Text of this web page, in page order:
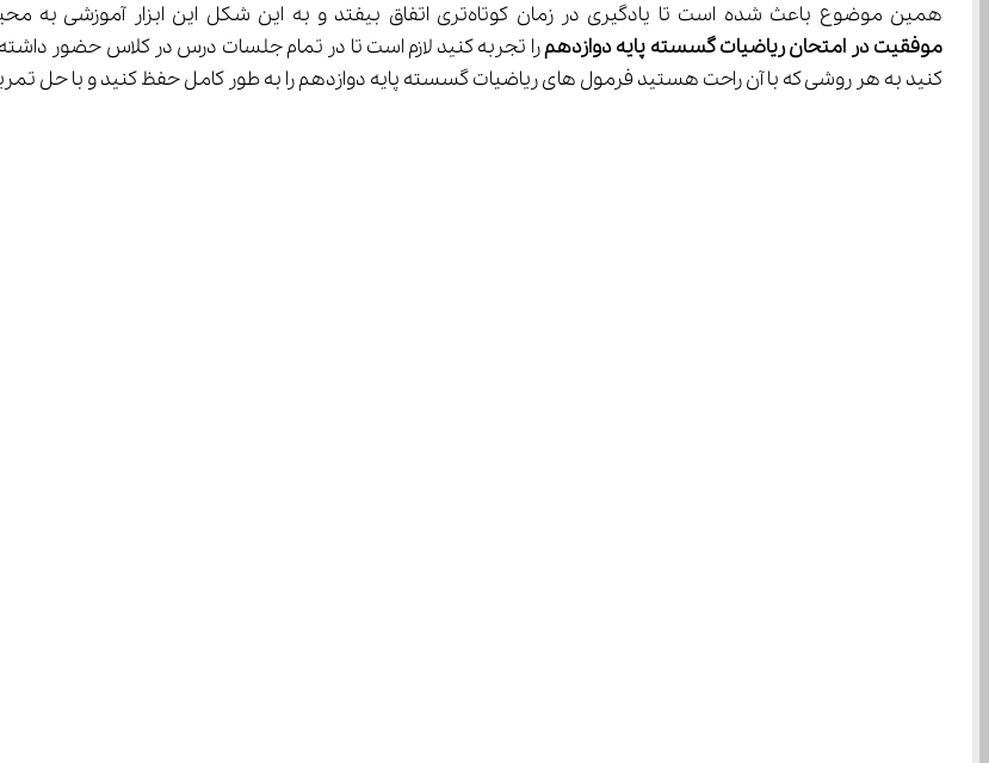
همین موضوع باعث شده است تا یادگیری در زمان کوتاه‌تری اتفاق بیفتد و به این شکل این ابزار آموزشی به محبوبیت زیادی در بین دانش‌آموزان دست یافته است. اگر شما هم می‌خواهید
موفقیت در امتحان ریاضیاتگسسته پایه دوازدهم را تجربه کنید لازم است تا در تمام جلسات درس در کلاس حضور
کنید به هر روشی که با آن راحت هستید فرمول های ریاضیات گسسته پایه دوازدهم را به طور کامل حفظ کنید و با حل تمرین کاربرد این فرمول‌ها در